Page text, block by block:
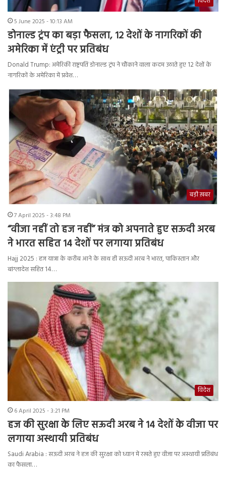
5 June 2025 - 10:13 AM
डोनाल्ड ट्रंप का बड़ा फैसला, 12 देशों के नागरिकों की
अमेरिका में एंट्री पर प्रतिबंध
Donald Trump: अमेरिकी राष्ट्रपति डोनाल्ड ट्रंप ने चौंकाने वाला कदम उठाते हुए 12 देशों के
नागरिकों के अमेरिका में प्रवेश…
बड़ी ख़बर
7 April 2025 - 3:48 PM
“वीजा नहीं तो हज नहीं” मंत्र को अपनाते हुए सऊदी अरब
ने भारत सहित 14 देशों पर लगाया प्रतिबंध
Hajj 2025 : हज यात्रा के करीब आने के साथ ही सऊदी अरब ने भारत, पाकिस्तान और
बांग्लादेश सहित 14…
विदेश
6 April 2025 - 3:21 PM
हज की सुरक्षा के लिए सऊदी अरब ने 14 देशों के वीजा पर
लगाया अस्थायी प्रतिबंध
Saudi Arabia : सऊदी अरब ने हज की सुरक्षा को ध्यान में रखते हुए वीजा पर अस्थायी प्रतिबंध
का फैसला…